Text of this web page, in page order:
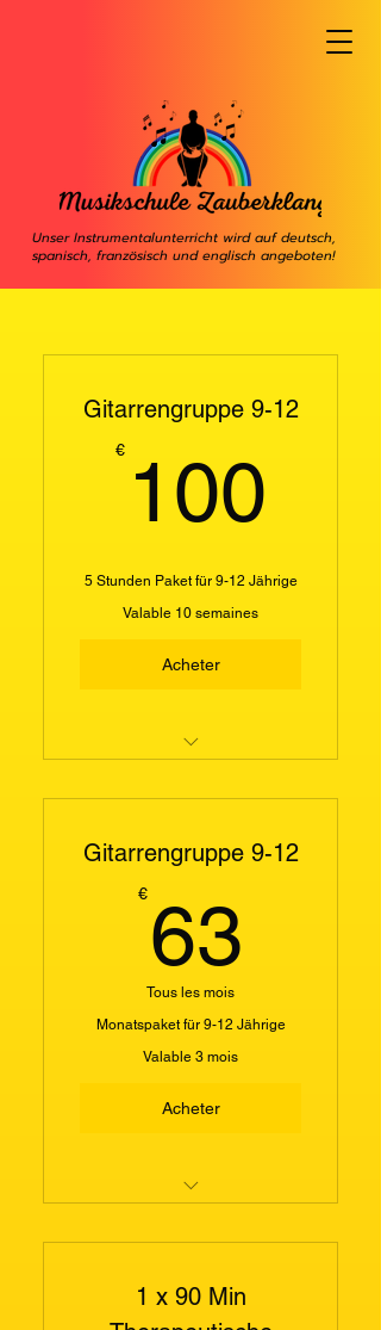
Unser Instrumentalunterricht wird auf deutsch,
spanisch, französisch und englisch angeboten!
Gitarrengruppe 9-12
€ 100
5 Stunden Paket für 9-12 Jährige
Valable 10 semaines
Acheter
Gitarrengruppe 9-12
€ 63
Tous les mois
Monatspaket für 9-12 Jährige
Valable 3 mois
Acheter
1 x 90 Min